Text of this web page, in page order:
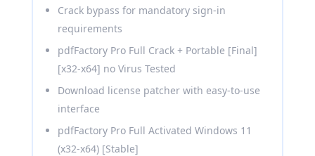
Crack bypass for mandatory sign-in
requirements
pdfFactory Pro Full Crack + Portable [Final]
[x32-x64] no Virus Tested
Download license patcher with easy-to-use
interface
pdfFactory Pro Full Activated Windows 11
(x32-x64) [Stable]